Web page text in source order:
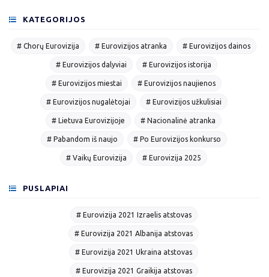
KATEGORIJOS
# Chorų Eurovizija # Eurovizijos atranka # Eurovizijos dainos
# Eurovizijos dalyviai # Eurovizijos istorija
# Eurovizijos miestai # Eurovizijos naujienos
# Eurovizijos nugalėtojai # Eurovizijos užkulisiai
# Lietuva Eurovizijoje # Nacionalinė atranka
# Pabandom iš naujo # Po Eurovizijos konkurso
# Vaikų Eurovizija # Eurovizija 2025
PUSLAPIAI
# Eurovizija 2021 Izraelis atstovas
# Eurovizija 2021 Albanija atstovas
# Eurovizija 2021 Ukraina atstovas
# Eurovizija 2021 Graikija atstovas